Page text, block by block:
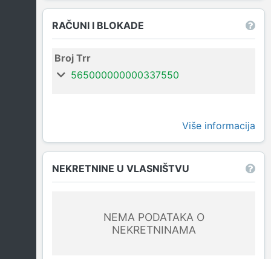
RAČUNI I BLOKADE
Broj Trr
565000000000337550
Više informacija
NEKRETNINE U VLASNIŠTVU
NEMA PODATAKA O
NEKRETNINAMA